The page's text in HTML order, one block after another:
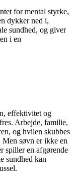
for mental styrke,
dykker ned i,
sundhed, og giver
i en
effektivitet og
Arbejde, familie,
og hvilen skubbes
Men søvn er ikke en
spiller en afgørende
sundhed kan